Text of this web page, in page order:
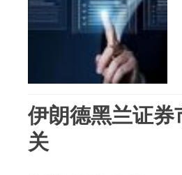
伊朗德黑兰证券
关